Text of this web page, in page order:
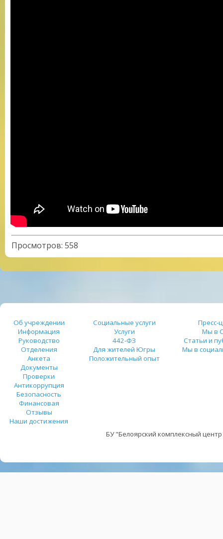
Просмотров: 558
Об учреждении
Информация
Руководство
Отделения
Анкета
Документы
Проверки
Антикоррупция
Безопасность
Финансовая
Отзывы
Наши достижения
Социальные услуги
Услуги
442-ФЗ
Для жителей Югры
Положительный опыт
Пресс-
Мы в
Статьи и
Мы в
БУ "Белоярский комплексный